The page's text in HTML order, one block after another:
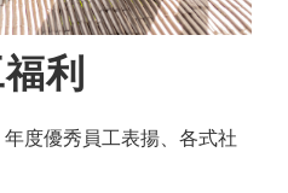
利
度優秀員工表揚、各式社